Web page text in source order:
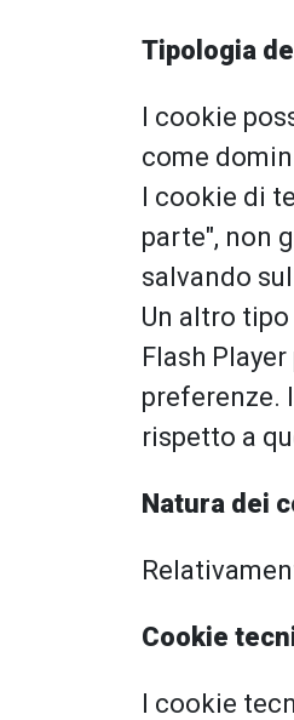
Tipologia
I cookie
come
I cookie di
parte", non
salvando
Un altro
Flash
preferenze.
rispetto a
Natura dei
Cookie
I cookie